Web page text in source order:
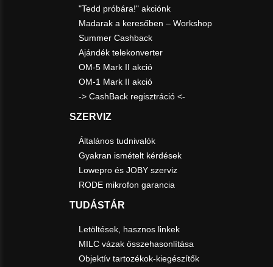
"Tedd próbára!" akciónk
Madarak a keresőben – Workshop
Summer Cashback
Ajándék telekonverter
OM-5 Mark II akció
OM-1 Mark II akció
-> CashBack regisztráció <-
SZERVIZ
Általános tudnivalók
Gyakran ismételt kérdések
Lowepro és JOBY szerviz
RODE mikrofon garancia
TUDÁSTÁR
Letöltések, hasznos linkek
MILC vázak összehasonlítása
Objektív tartozékok-kiegészítők